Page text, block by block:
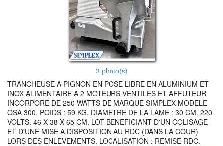
3 photo(s)
TRANCHEUSE A PIGNON EN POSE LIBRE EN ALUMINIUM ET
INOX ALIMENTAIRE A 2 MOTEURS VENTILES ET AFFUTEUR
INCORPORE DE 250 WATTS DE MARQUE SIMPLEX MODELE
OSA 300. POIDS : 59 KG. DIAMETRE DE LA LAME : 30 CM. 220
VOLTS. 46 X 38 X 65 CM. LOT BENEFICIANT D'UN COLISAGE
ET D'UNE MISE A DISPOSITION AU RDC (DANS LA COUR)
LORS DES ENLEVEMENTS. LOCALISATION : REMISE RDC.